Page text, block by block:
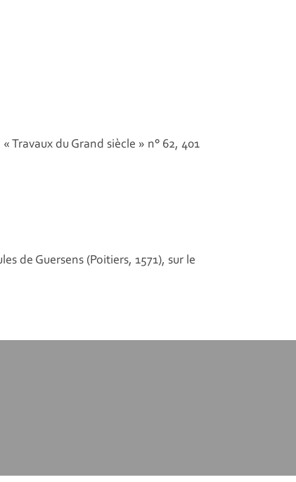
Travaux du Grand siècle » n° 62, 401
de Guersens (Poitiers, 1571), sur le